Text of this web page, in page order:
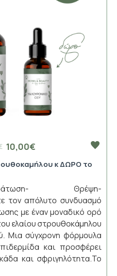
10,00€
κ ΔΩΡΟ το
Θρέψη-
τον απόλυτο συνδυασμό
με έναν μοναδικό ορό
ελαίου στρουθοκάμηλου
Μια σύγχρονη φόρμουλα
και προσφέρει
και σφριγηλότητα.Το